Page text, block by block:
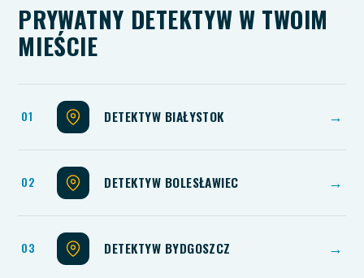
PRYWATNY DETEKTYW W TWOIM
MIEŚCIE
DETEKTYW BIAŁYSTOK →
DETEKTYW BOLESŁAWIEC →
DETEKTYW BYDGOSZCZ →